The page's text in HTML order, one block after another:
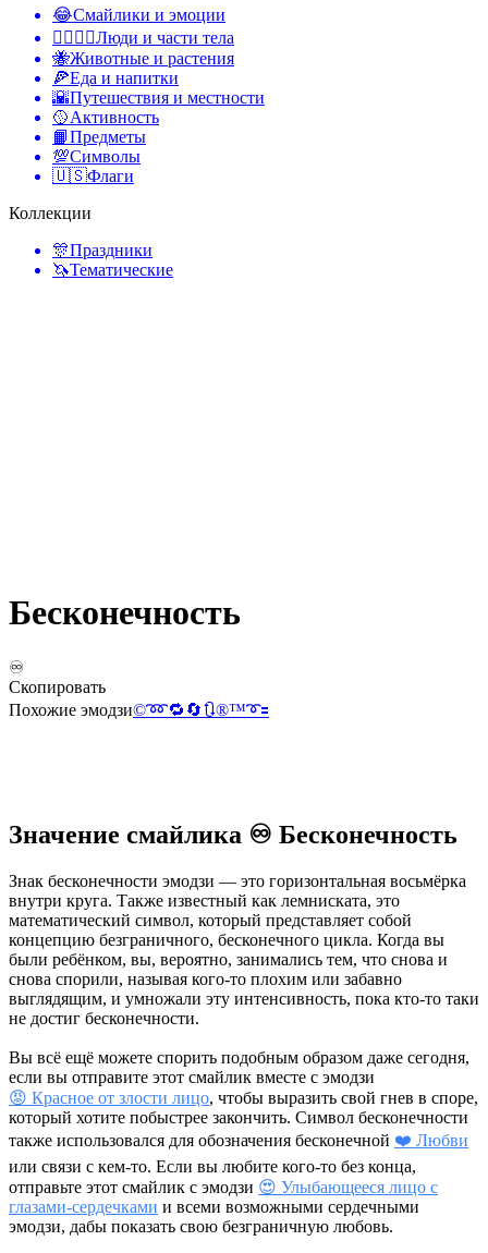
😂Смайлики и эмоции
👩‍❤️‍💋‍👨Люди и части тела
🐝Животные и растения
🍕Еда и напитки
🌇Путешествия и местности
🥎Активность
📙Предметы
💯Символы
🇺🇸Флаги
Коллекции
🎊Праздники
🦄Тематические
Бесконечность
♾️
Скопировать
Похожие эмодзи©️➿🔁 🔄🔃®️™️➰🟰
Значение смайлика ♾️ Бесконечность
Знак бесконечности эмодзи — это горизонтальная восьмёрка
внутри круга. Также известный как лемниската, это
математический символ, который представляет собой
концепцию безграничного, бесконечного цикла. Когда вы
были ребёнком, вы, вероятно, занимались тем, что снова и
снова спорили, называя кого-то плохим или забавно
выглядящим, и умножали эту интенсивность, пока кто-то таки
не достиг бесконечности.
Вы всё ещё можете спорить подобным образом даже сегодня,
если вы отправите этот смайлик вместе с эмодзи
😡 Красное от злости лицо, чтобы выразить свой гнев в споре,
который хотите побыстрее закончить. Символ бесконечности
также использовался для обозначения бесконечной ❤️ Любви
или связи с кем-то. Если вы любите кого-то без конца,
отправьте этот смайлик с эмодзи 😍 Улыбающееся лицо с
глазами-сердечками и всеми возможными сердечными
эмодзи, дабы показать свою безграничную любовь.